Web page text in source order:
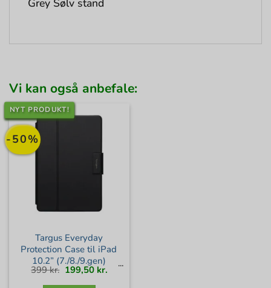
Grey Sølv stand
Vi kan også anbefale:
-50%
NYT PRODUKT!
Targus Everyday
Protection Case til iPad
10.2” (7./8./9.gen)
399kr. Den
oprindelige
pris
199,50 kr.Den
aktuelle
pris